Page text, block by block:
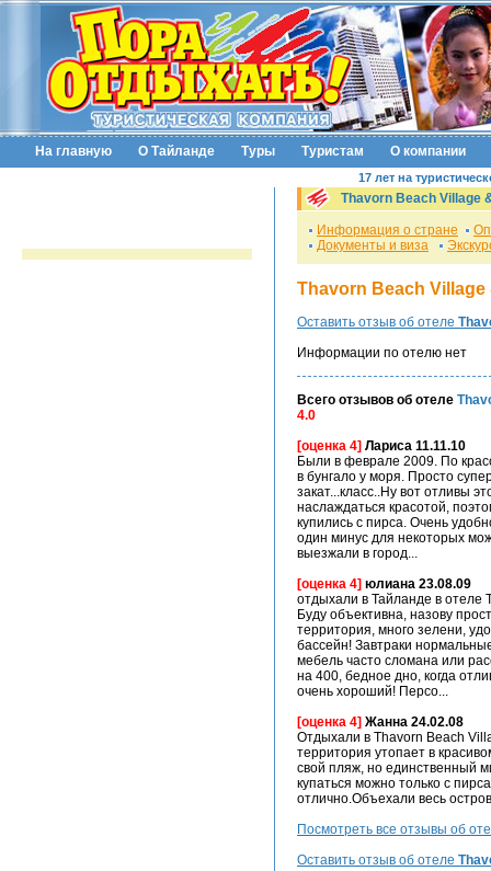
На главную О Тайланде Туры Туристам О компании
17 лет на
Thavorn Beach Village
Информация о стране
Документы и виза
Thavorn Beach Village
Оставить отзыв об отеле
Информации по отелю нет
Всего отзывов об отеле
4.0
[оценка 4] Лариса 11.11.10
Были в феврале 2009. По
в бунгало у моря. Просто
закат...класс..Ну вот отливы
наслаждаться красотой,
купились с пирса. Очень
один минус для некоторых
выезжали в город...
[оценка 4] юлиана 23.08.09
отдыхали в Тайланде в отеле
Буду объективна, назову
территория, много зелени,
бассейн! Завтраки
мебель часто сломана или
на 400, бедное дно, когда
очень хороший! Персо...
[оценка 4] Жанна 24.02.08
Отдыхали в Thavorn Beach
территория утопает в
свой пляж, но единственный
купаться можно только с
отлично.Объехали весь
Посмотреть все отзывы об
Оставить отзыв об отеле